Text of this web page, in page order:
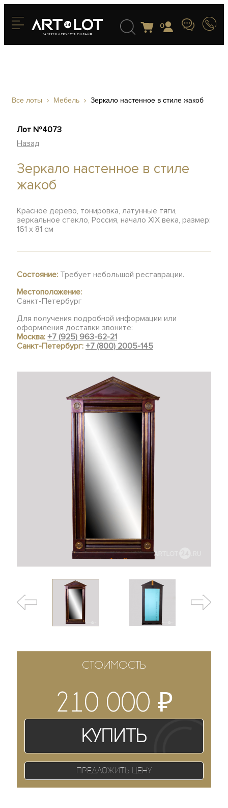
0
Все лоты Мебель Зеркало настенное в стиле жакоб
Лот №4073
Назад
Зеркало настенное в стиле
жакоб
Красное дерево, тонировка, латунные тяги,
зеркальное стекло, Россия, начало XIX века, размер:
161 х 81 см
Состояние: Требует небольшой реставрации.
Местоположение:
Санкт-Петербург
Для получения подробной информации или
оформления доставки звоните:
Москва:+7 (925) 963-62-21
Санкт-Петербург:+7 (800) 2005-145
СТОИМОСТЬ
210 000 ₽
Купить
Предложить цену